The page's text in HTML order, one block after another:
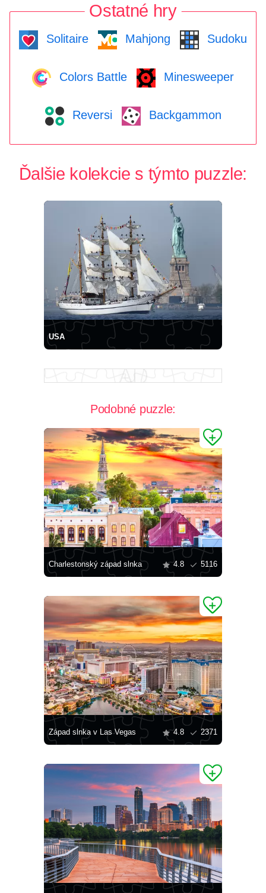
Ostatné hry
Solitaire Mahjong Sudoku
Colors Battle Minesweeper
Reversi Backgammon
Ďalšie kolekcie s týmto puzzle:
USA
Podobné puzzle:
Charlestonský západ slnka 4.8 5116
Západ slnka v Las Vegas 4.8 2371